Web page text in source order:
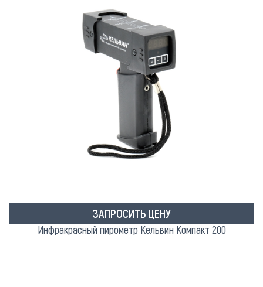
ЗАПРОСИТЬ ЦЕНУ
Инфракрасный пирометр Кельвин Компакт 200